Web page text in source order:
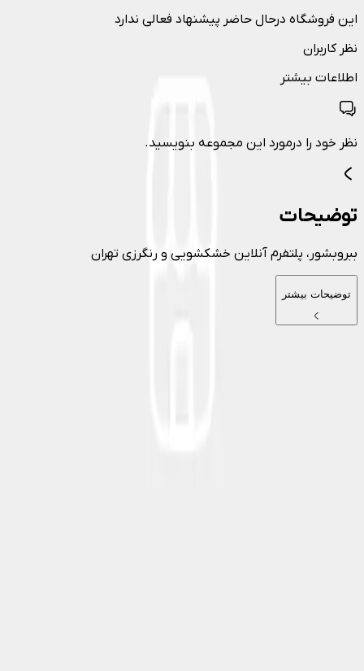
این فروشگاه درحال حاضر پیشنهاد فعالی ندارد
نظر کاربران
اطلاعات بیشتر
نظر خود را درمورد این مجموعه بنویسید.
توضیحات
ببروبشور، پلتفرم آنلاین خشکشویی و رنگرزی تهران
توضیحات بیشتر